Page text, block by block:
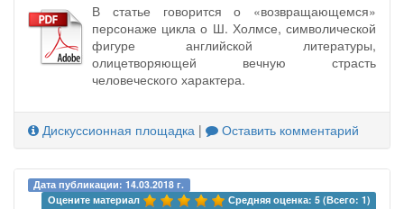
В статье говорится о «возвращающемся»
персонаже цикла о Ш. Холмсе, символической
фигуре английской литературы,
олицетворяющей вечную страсть
человеческого характера.
Дискуссионная площадка | Оставить комментарий
Дата публикации: 14.03.2018 г.
Оцените материал
Средняя оценка: 5 (Всего: 1)